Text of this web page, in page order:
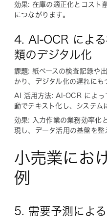
効果: 在庫の適正化とコスト
につながります。
4. AI-OCR によ
類のデジタル化
課題: 紙ベースの検査記録や
かり、デジタル化の遅れにも
AI 活用方法: AI-OCR によっ
動でテキスト化し、システム
効果: 入力作業の業務効率化
現し、データ活用の基盤を整
小売業にお
例
5. 需要予測によ